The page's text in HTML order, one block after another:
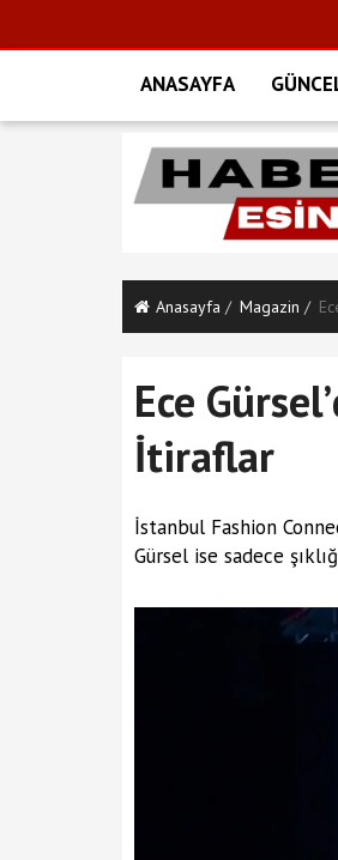
ANASAYFA
Anasayfa Magazin
Ece
İtiraflar
İstanbul Fashion
Gürsel ise sadece